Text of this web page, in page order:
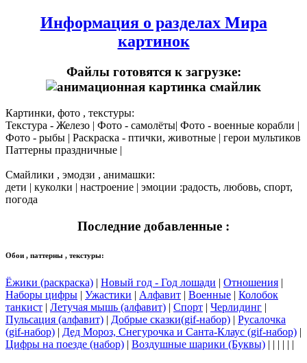
Информация о разделах Мира
картинок
Файлы готовятся к загрузке:
Картинки, фото , текстуры:
Текстура - Железо | Фото - самолёты| Фото - военные корабли |
Фото - рыбы | Раскраска - птички, животные | герои мультиков
Паттерны праздничные |
Смайлики , эмодзи , анимашки:
дети | куколки | настроение | эмоции :радость, любовь, спорт,
погода
Последние добавленные :
Обои , паттерны , текстуры:
Ёжики (раскраска) | Новый год - Год лошади | Отношения |
Наборы цифры | Ужастики | Алфавит | Военные | Колобок
танкист | Летучая мышь (алфавит) | Спорт | Черлидинг |
Пульсация (алфавит) | Добрые сказки(gif-набор) | Русалочка
(gif-набор) | Дед Мороз, Снегурочка и Санта-Клаус (gif-набор) |
Цифры на поезде (набор) | Воздушные шарики (Буквы) | | | | | |